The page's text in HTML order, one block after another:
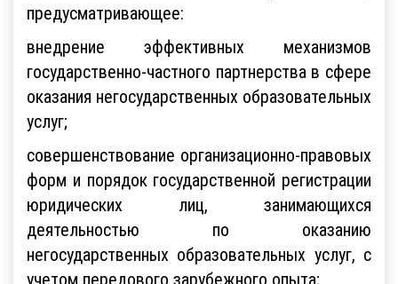
предусматривающее:
внедрение эффективных механизмов
государственно-частного партнерства в сфере
оказания негосударственных образовательных
услуг;
совершенствование организационно-правовых
форм и порядок государственной регистрации
юридических лиц, занимающихся
деятельностью по оказанию
негосударственных образовательных услуг, с
учетом передового зарубежного опыта;